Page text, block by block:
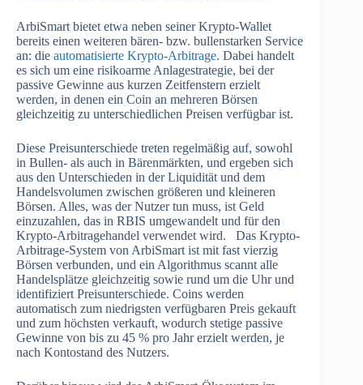
ArbiSmart bietet etwa neben seiner Krypto-Wallet
bereits einen weiteren bären- bzw. bullenstarken Service
an: die automatisierte Krypto-Arbitrage. Dabei handelt
es sich um eine risikoarme Anlagestrategie, bei der
passive Gewinne aus kurzen Zeitfenstern erzielt
werden, in denen ein Coin an mehreren Börsen
gleichzeitig zu unterschiedlichen Preisen verfügbar ist.
Diese Preisunterschiede treten regelmäßig auf, sowohl
in Bullen- als auch in Bärenmärkten, und ergeben sich
aus den Unterschieden in der Liquidität und dem
Handelsvolumen zwischen größeren und kleineren
Börsen. Alles, was der Nutzer tun muss, ist Geld
einzuzahlen, das in RBIS umgewandelt und für den
Krypto-Arbitragehandel verwendet wird. Das Krypto-
Arbitrage-System von ArbiSmart ist mit fast vierzig
Börsen verbunden, und ein Algorithmus scannt alle
Handelsplätze gleichzeitig sowie rund um die Uhr und
identifiziert Preisunterschiede. Coins werden
automatisch zum niedrigsten verfügbaren Preis gekauft
und zum höchsten verkauft, wodurch stetige passive
Gewinne von bis zu 45 % pro Jahr erzielt werden, je
nach Kontostand des Nutzers.